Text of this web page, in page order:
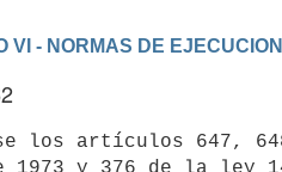
VI - NORMAS DE
los artículos 647,